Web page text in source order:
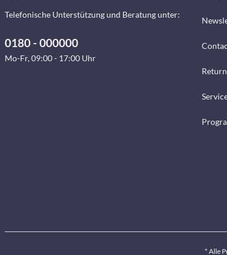
Telefonische Unterstützung und Beratung unter:
0180 - 000000
Mo-Fr, 09:00 - 17:00 Uhr
* Alle